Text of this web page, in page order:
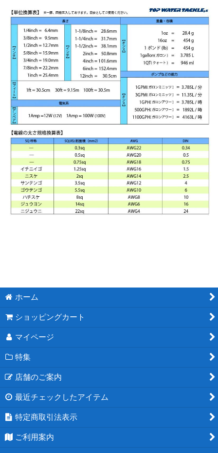
ホーム
ショッピングカート
マイページ
特集
店舗のご案内
最近チェックしたアイテム
特定商取引法表示
ご利用案内